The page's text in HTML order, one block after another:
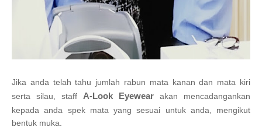
Jika anda telah tahu jumlah rabun mata kanan dan mata kiri
serta silau, staff A-Look Eyewear akan mencadangankan
kepada anda spek mata yang sesuai untuk anda, mengikut
bentuk muka.